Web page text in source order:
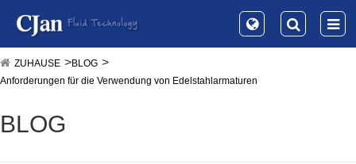
ZUHAUSE
BLOG
Anforderungen für die Verwendung von Edelstahlarmaturen
BLOG